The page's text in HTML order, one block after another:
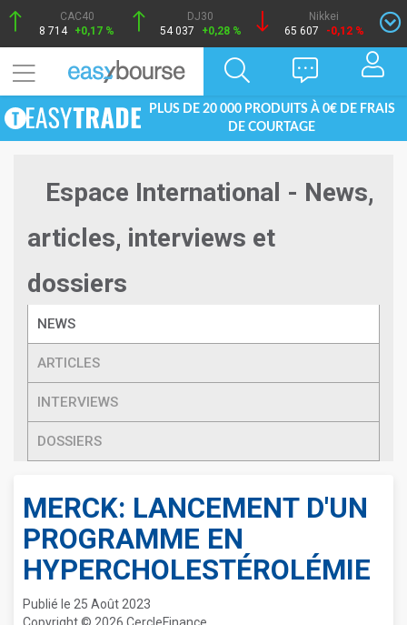
CAC40
8 714 +0,17 %
DJ30
54 037
+0,28 %
Nikkei
65 607
-0,12 %
PLUS DE 20 000 PRODUITS À 0€ DE FRAIS
DE COURTAGE
Espace International - News,
articles, interviews et
dossiers
NEWS
ARTICLES
INTERVIEWS
DOSSIERS
MERCK: LANCEMENT D'UN
PROGRAMME EN
HYPERCHOLESTÉROLÉMIE
Publié le 25 Août 2023